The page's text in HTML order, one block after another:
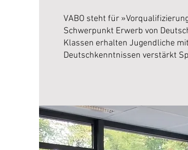
VABO steht für
Schwerpunkt Erwerb von
Klassen erhalten Jugendliche
Deutschkenntnissen verstärkt